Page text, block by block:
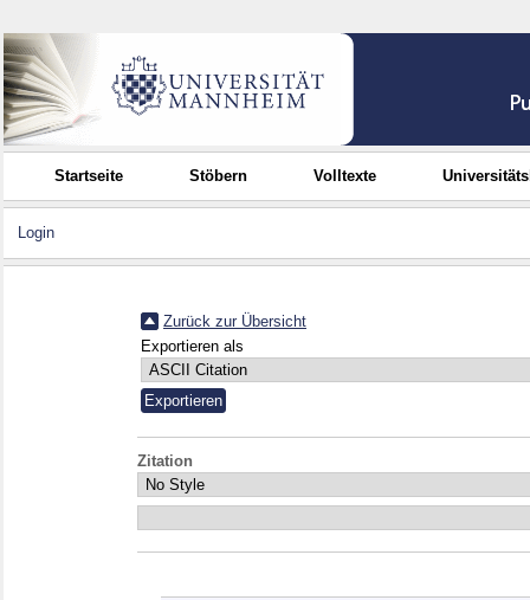
Startseite Stöbern Volltexte
Login
Zurück zur Übersicht
Exportieren als
Zitation